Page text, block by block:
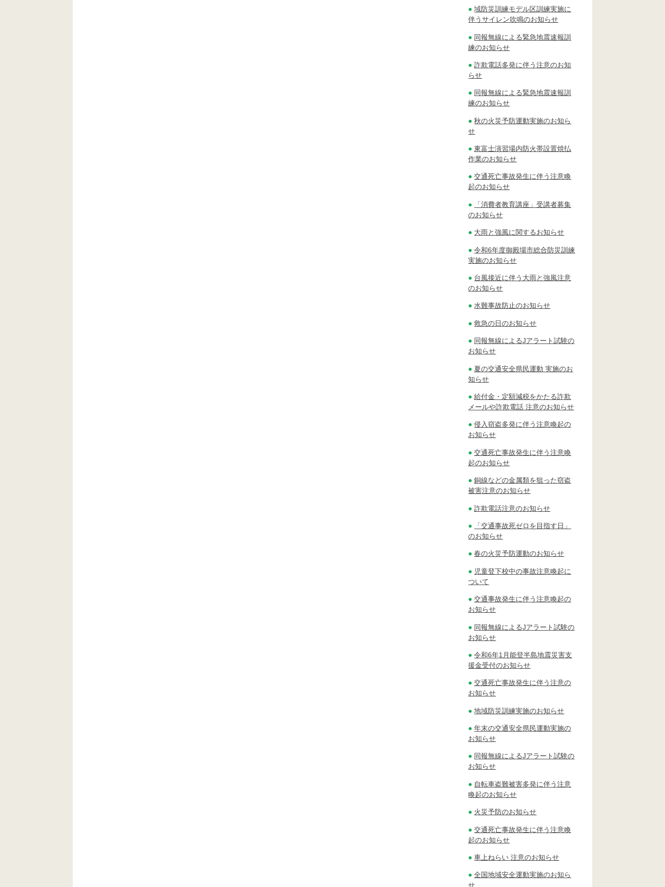
域防災訓練モデル区訓練実施に
伴うサイレン吹鳴のお知らせ
同報無線による緊急地震速報訓
練のお知らせ
詐欺電話多発に伴う注意のお知
らせ
同報無線による緊急地震速報訓
練のお知らせ
秋の火災予防運動実施のお知ら
せ
東富士演習場内防火帯設置焼払
作業のお知らせ
交通死亡事故発生に伴う注意喚
起のお知らせ
「消費者教育講座」受講者募集
のお知らせ
大雨と強風に関するお知らせ
令和6年度御殿場市総合防災訓練
実施のお知らせ
台風接近に伴う大雨と強風注意
のお知らせ
水難事故防止のお知らせ
救急の日のお知らせ
同報無線によるJアラート試験の
お知らせ
夏の交通安全県民運動 実施のお
知らせ
給付金・定額減税をかたる詐欺
メールや詐欺電話 注意のお知らせ
侵入窃盗多発に伴う注意喚起の
お知らせ
交通死亡事故発生に伴う注意喚
起のお知らせ
銅線などの金属類を狙った窃盗
被害注意のお知らせ
詐欺電話注意のお知らせ
「交通事故死ゼロを目指す日」
のお知らせ
春の火災予防運動のお知らせ
児童登下校中の事故注意喚起に
ついて
交通事故発生に伴う注意喚起の
お知らせ
同報無線によるJアラート試験の
お知らせ
令和6年1月能登半島地震災害支
援金受付のお知らせ
交通死亡事故発生に伴う注意の
お知らせ
地域防災訓練実施のお知らせ
年末の交通安全県民運動実施の
お知らせ
同報無線によるJアラート試験の
お知らせ
自転車盗難被害多発に伴う注意
喚起のお知らせ
火災予防のお知らせ
交通死亡事故発生に伴う注意喚
起のお知らせ
車上ねらい 注意のお知らせ
全国地域安全運動実施のお知ら
せ